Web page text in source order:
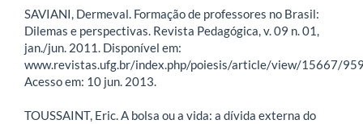
SAVIANI, Dermeval. Formação de professores no Brasil:
Dilemas e perspectivas. Revista Pedagógica, v. 09 n. 01,
jan./jun. 2011. Disponível em:
www.revistas.ufg.br/index.php/poiesis/article/view/15667/
Acesso em: 10 jun. 2013.
TOUSSAINT, Eric. A bolsa ou a vida: a dívida externa do